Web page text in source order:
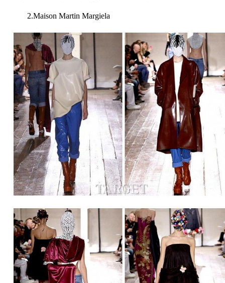
2.Maison Martin Margiela